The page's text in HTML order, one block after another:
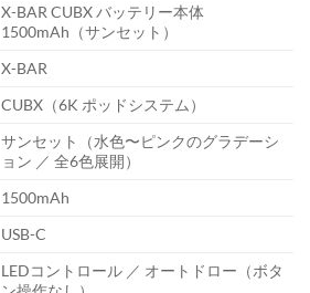
X-BAR CUBX バッテリー本体
1500mAh（サンセット）
X-BAR
CUBX（6K ポッドシステム）
サンセット（水色〜ピンクのグラデーシ
ョン ／ 全6色展開）
1500mAh
USB-C
LEDコントロール ／ オートドロー（ボタ